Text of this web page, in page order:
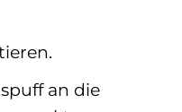
an die